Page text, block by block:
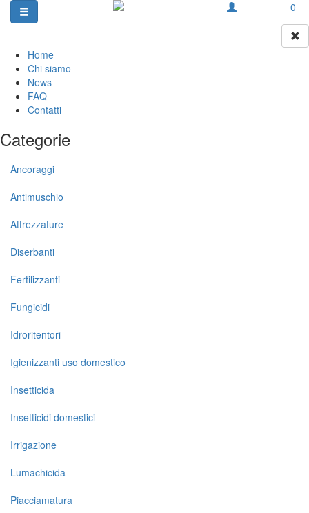
0
Home
Chi siamo
News
FAQ
Contatti
Categorie
Ancoraggi
Antimuschio
Attrezzature
Diserbanti
Fertilizzanti
Fungicidi
Idroritentori
Igienizzanti uso domestico
Insetticida
Insetticidi domestici
Irrigazione
Lumachicida
Piacciamatura